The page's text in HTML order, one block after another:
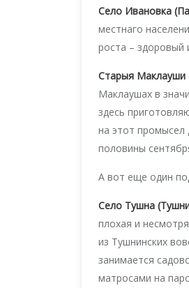
Село Ивановка
местнаго
роста – здоровый
Старыя Маклауши
Маклаушах в
здесь
на этот промысел
половины
А вот еще один
Село Тушна
плохая и
из Тушнинских
занимается
матросами на